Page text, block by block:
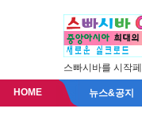
스빠시바를 시작
HOME 뉴스&공지